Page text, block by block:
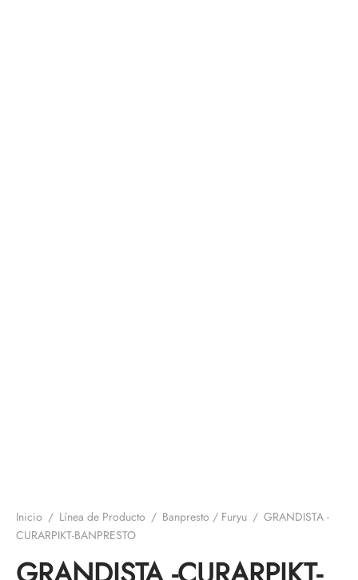
Inicio / Línea de Producto / Banpresto / Furyu / GRANDISTA -
CURARPIKT-BANPRESTO